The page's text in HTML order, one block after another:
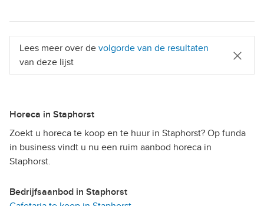
Lees meer over de volgorde van de resultaten
van deze lijst
Horeca in Staphorst
Zoekt u horeca te koop en te huur in Staphorst? Op funda
in business vindt u nu een ruim aanbod horeca in
Staphorst.
Bedrijfsaanbod in Staphorst